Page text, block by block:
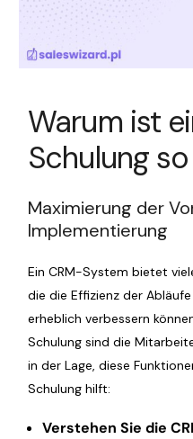
Warum ist
Schulung
Maximierung der
Implementierung
Ein CRM-System bietet
die die Effizienz der
erheblich verbessern
Schulung sind die
in der Lage, diese
Schulung hilft:
Verstehen Sie die